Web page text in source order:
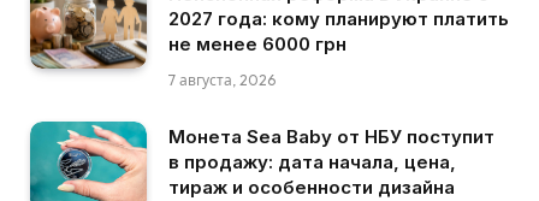
2027 года: кому планируют платить
не менее 6000 грн
7 августа, 2026
Монета Sea Baby от НБУ поступит
в продажу: дата начала, цена,
тираж и особенности дизайна